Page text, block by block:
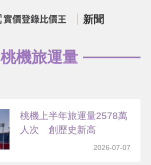
新聞
桃機旅運量
桃機上半年旅運量2578萬
人次 創歷史新高
2026-07-07